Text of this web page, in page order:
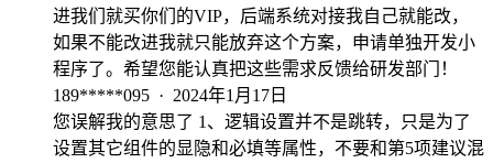
进我们就买你们的VIP，后端系统对接我自己就能改，
如果不能改进我就只能放弃这个方案，申请单独开发小
程序了。希望您能认真把这些需求反馈给研发部门！
189*****095 · 2024年1月17日
您误解我的意思了 1、逻辑设置并不是跳转，只是为了
设置其它组件的显隐和必填等属性，不要和第5项建议混